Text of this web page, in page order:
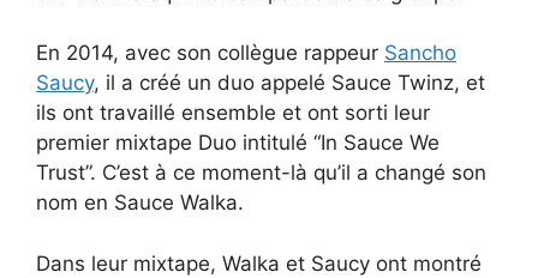
En 2014, avec son collègue rappeur Sancho
Saucy, il a créé un duo appelé Sauce Twinz, et
ils ont travaillé ensemble et ont sorti leur
premier mixtape Duo intitulé “In Sauce We
Trust”. C’est à ce moment-là qu’il a changé son
nom en Sauce Walka.
Dans leur mixtape, Walka et Saucy ont montré